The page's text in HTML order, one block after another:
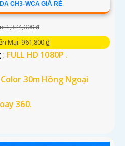
CH3-WCA GIÁ RẺ
1,374,000 ₫
Mại: 961,800 ₫
: FULL HD 1080P .
30m Hồng Ngoại
360.